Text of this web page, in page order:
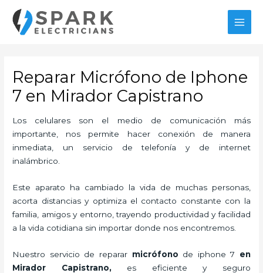
contenido
Reparar Micrófono de Iphone
7 en Mirador Capistrano
Los celulares son el medio de comunicación más
importante, nos permite hacer conexión de manera
inmediata, un servicio de telefonía y de internet
inalámbrico.
Este aparato ha cambiado la vida de muchas personas,
acorta distancias y optimiza el contacto constante con la
familia, amigos y entorno, trayendo productividad y facilidad
a la vida cotidiana sin importar donde nos encontremos.
Nuestro servicio de reparar micrófono de iphone 7 en
Mirador Capistrano,es eficiente y seguro